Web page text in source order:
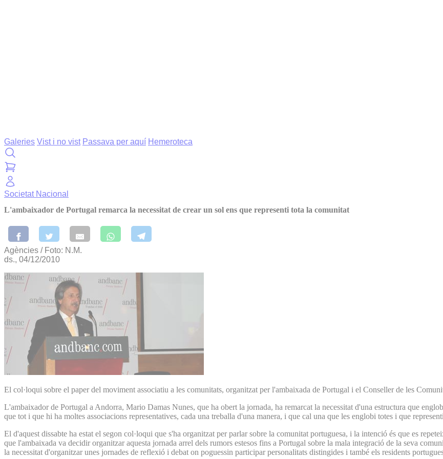
Galeries Vist i no vist Passava per aquí Hemeroteca
Societat Nacional
L'ambaixador de Portugal remarca la necessitat de crear un sol ens que representi tota la comunitat
Agències / Foto: N.M.
ds., 04/12/2010
El col·loqui sobre el paper del moviment associatiu a les comunitats, organitzat per l'ambaixada de Portugal i el Conseller de les
L'ambaixador de Portugal a Andorra, Mario Damas Nunes, que ha obert la jornada, ha remarcat la necessitat d'una estructura que
que tot i que hi ha moltes associacions representatives, cada una treballa d'una manera, i que cal una que les englobi totes i que
El d'aquest dissabte ha estat el segon col·loqui que s'ha organitzat per parlar sobre la comunitat portuguesa, i la intenció és que es
que l'ambaixada va decidir organitzar aquesta jornada arrel dels rumors estesos fins a Portugal sobre la mala integració de la seva
la necessitat d'organitzar unes jornades de reflexió i debat on poguessin participar personalitats distingides i també els residents